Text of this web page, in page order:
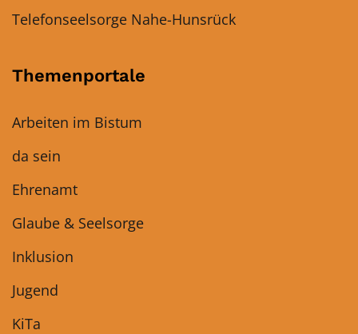
Telefonseelsorge Nahe-Hunsrück
Themenportale
Arbeiten im Bistum
da sein
Ehrenamt
Glaube & Seelsorge
Inklusion
Jugend
KiTa